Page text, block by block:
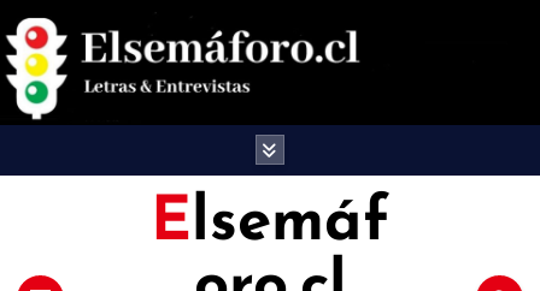
a
Elsemáf